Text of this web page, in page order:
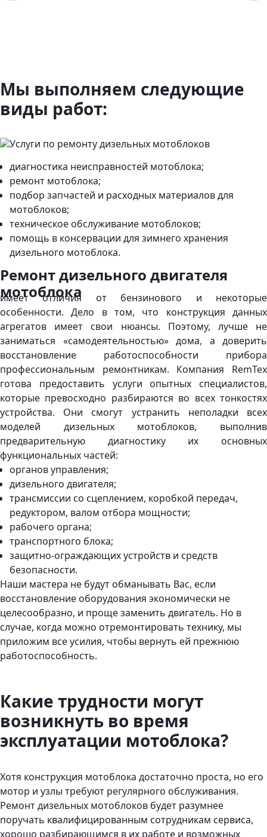
Мы выполняем следующие
виды работ:
диагностика неисправностей мотоблока;
ремонт мотоблока;
подбор запчастей и расходных материалов для
мотоблоков;
техническое обслуживание мотоблоков;
помощь в консервации для зимнего хранения
дизельного мотоблока.
Ремонт дизельного двигателя
мотоблока
имеет отличия от бензинового и некоторые
особенности. Дело в том, что конструкция данных
агрегатов имеет свои нюансы. Поэтому, лучше не
заниматься «самодеятельностью» дома, а доверить
восстановление работоспособности прибора
профессиональным ремонтникам. Компания RemTex
готова предоставить услуги опытных специалистов,
которые превосходно разбираются во всех тонкостях
устройства. Они смогут устранить неполадки всех
моделей дизельных мотоблоков, выполнив
предварительную диагностику их основных
функциональных частей:
органов управления;
дизельного двигателя;
трансмиссии со сцеплением, коробкой передач,
редуктором, валом отбора мощности;
рабочего органа;
транспортного блока;
защитно-ограждающих устройств и средств
безопасности.
Наши мастера не будут обманывать Вас, если
восстановление оборудования экономически не
целесообразно, и проще заменить двигатель. Но в
случае, когда можно отремонтировать технику, мы
приложим все усилия, чтобы вернуть ей прежнюю
работоспособность.
Какие трудности могут
возникнуть во время
эксплуатации мотоблока?
Хотя конструкция мотоблока достаточно проста, но его
мотор и узлы требуют регулярного обслуживания.
Ремонт дизельных мотоблоков будет разумнее
поручать квалифицированным сотрудникам сервиса,
хорошо разбирающимся в их работе и возможных